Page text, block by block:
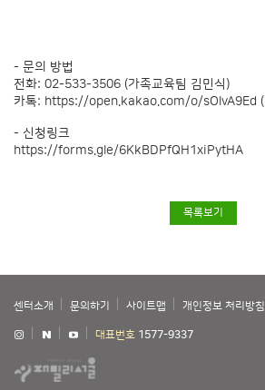
- 문의 방법
전화: 02-533-3506 (가족교육팀 김민식)
카톡: https://open.kakao.com/o/sOlvA9Ed
- 신청링크
https://forms.gle/6KkBDPfQH1xiPytHA
목록보기
센터소개 문의하기 사이트맵 개인정보 처리방침
대표번호 1577-9337